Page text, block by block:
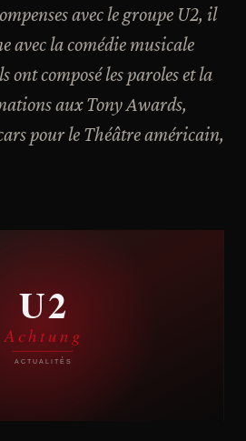
avec le groupe U2, il
avec la comédie musicale
composé les paroles et la
aux Tony Awards,
pour le Théâtre américain,